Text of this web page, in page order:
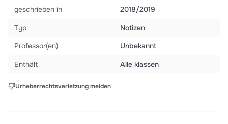
geschrieben in
2018/2019
Typ
Notizen
Professor(en)
Unbekannt
Enthält
Alle klassen
Urheberrechtsverletzung melden